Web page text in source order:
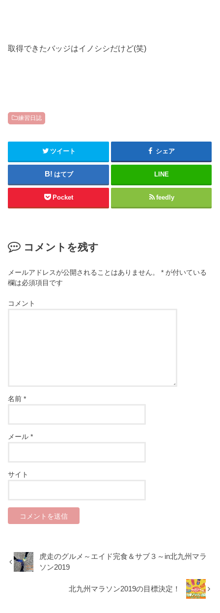
取得できたバッジはイノシシだけど(笑)
練習日誌
ツイート シェア
はてブ LINE
Pocket feedly
コメントを残す
メールアドレスが公開されることはありません。 * が付いている
欄は必須項目です
コメント
名前*
メール*
サイト
虎走のグルメ～エイド完食＆サブ３～in北九州マラ
ソン2019
北九州マラソン2019の目標決定！